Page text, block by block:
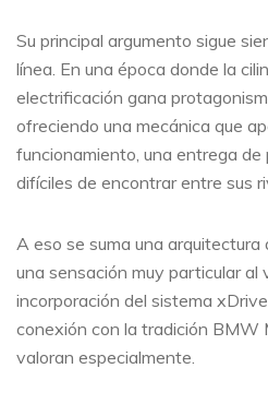
Su principal argumento sigue
línea. En una época donde la
electrificación gana
ofreciendo una mecánica que
funcionamiento, una entrega
difíciles de encontrar entre sus
A eso se suma una
una sensación muy particular al
incorporación del sistema
conexión con la tradición BMW
valoran especialmente.